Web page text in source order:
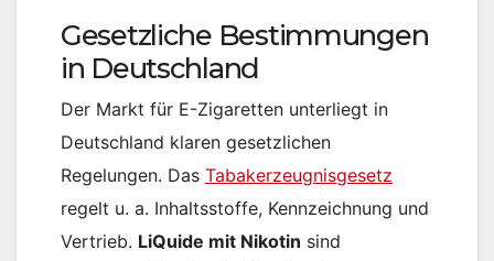
Gesetzliche Bestimmungen
in Deutschland
Der Markt für E-Zigaretten unterliegt in
Deutschland klaren gesetzlichen
Regelungen. Das Tabakerzeugnisgesetz
regelt u. a. Inhaltsstoffe, Kennzeichnung und
Vertrieb. LiQuide mit Nikotin sind